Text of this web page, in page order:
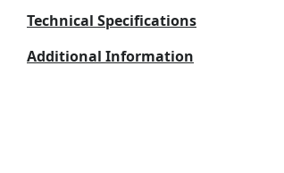
Technical Specifications
Additional Information